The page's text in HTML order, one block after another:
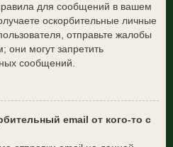
для сообщений в вашем
оскорбительные личные
отправьте жалобы
могут запретить
сообщений.
email от кого-то с